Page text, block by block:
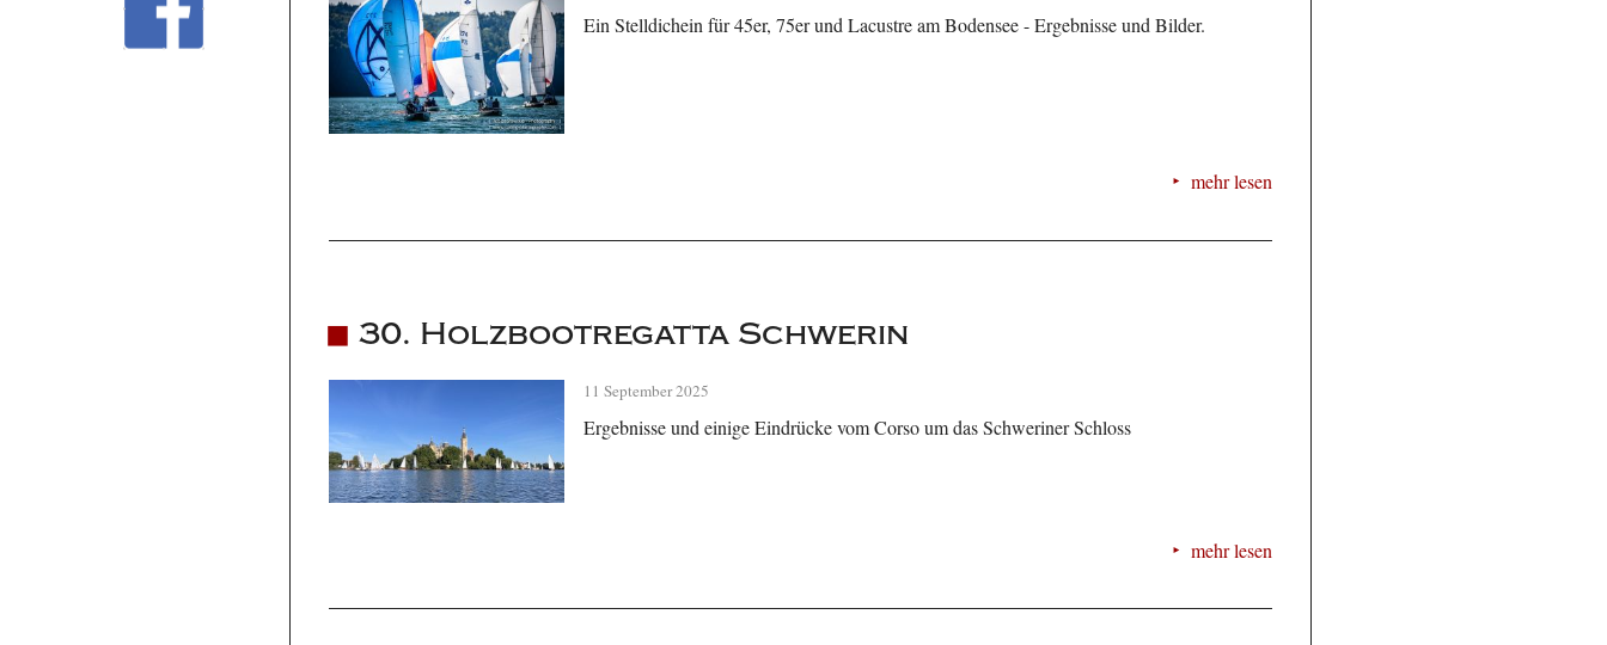
Ein Stelldichein für 45er, 75er und Lacustre am Bodensee - Ergebnisse und Bilder.
mehr lesen
30. Holzbootregatta Schwerin
11 September 2025
Ergebnisse und einige Eindrücke vom Corso um das Schweriner Schloss
mehr lesen